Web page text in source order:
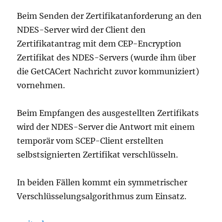
Beim Senden der Zertifikatanforderung an den
NDES-Server wird der Client den
Zertifikatantrag mit dem CEP-Encryption
Zertifikat des NDES-Servers (wurde ihm über
die GetCACert Nachricht zuvor kommuniziert)
vornehmen.
Beim Empfangen des ausgestellten Zertifikats
wird der NDES-Server die Antwort mit einem
temporär vom SCEP-Client erstellten
selbstsignierten Zertifikat verschlüsseln.
In beiden Fällen kommt ein symmetrischer
Verschlüsselungsalgorithmus zum Einsatz.